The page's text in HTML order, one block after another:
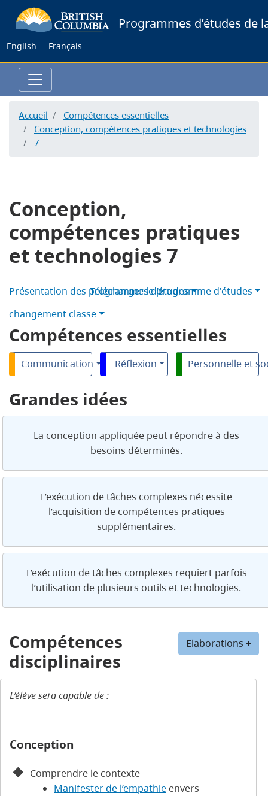
to
Programmes d’études de
English Français
Accueil
Compétences essentielles
Conception, compétences pratiques et technologies
7
Conception,
compétences pratiques
et technologies 7
Télécharger le programme d'études
Présentation des programmes d’études
changement classe
Compétences essentielles
Communication Réflexion Personnelle et
Grandes idées
La conception appliquée peut répondre à des
besoins déterminés.
L’exécution de tâches complexes nécessite
l’acquisition de compétences pratiques
supplémentaires.
L’exécution de tâches complexes requiert parfois
l’utilisation de plusieurs outils et technologies.
Elaborations +
Compétences
disciplinaires
L’élève sera capable de :
Conception
Comprendre le contexte
Manifester de l’empathie envers